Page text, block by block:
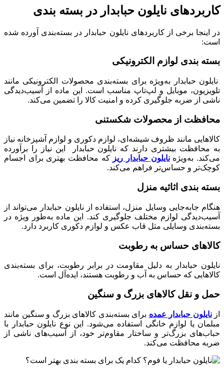
کاربردهای نایلون حبابدار در بسته بندی
در اینجا برخی از کاربردهای نایلون حبابدار در بسته‌بندی آورده شده
است:
بسته‌ بندی لوازم الکترونیکی
نایلون حبابدار به‌ویژه برای بسته‌بندی محصولات الکترونیکی مانند
تلویزیون، موبایل و لپ‌تاپ مناسب است. این ماده از آسیب‌دیدگی
ناشی از ضربه جلوگیری کرده و امنیت کالا را تضمین می‌کند.
محافظت از محصولات شکستنی
کالاهایی مانند ظروف شیشه‌ای، لوازم دکوری و لوازم آشپزخانه نیاز
به محافظت بیشتری دارند که نایلون حبابدار این نیاز را برآورده
می‌کند. به‌ویژهنایلون حبابدار ریز که محافظت بهتری برای اجسام
کوچک‌تر و حساس‌تر فراهم می‌کند.
بسته‌ بندی اثاثیه منزل
هنگام جابه‌جایی وسایل منزل، استفاده از نایلون حبابدار می‌تواند از
آسیب‌دیدگی لوازم مختلف جلوگیری کند. این ماده به‌طور ویژه در
بسته‌بندی وسایلی مثل قاب عکس و لوازم دکوری کاربرد دارد.
کالاهای حساس به رطوبت
نایلون حبابدار به دلیل مقاومت در برابر رطوبت، برای بسته‌بندی
کالاهایی که حساس به آب و رطوبت هستند، ایده‌آل است.
حمل ‌و نقل کالاهای بزرگ و سنگین
ازنایلون حبابدار عمده برای بسته‌بندی کالاهای بزرگ و سنگین مانند
مبلمان یا لوازم خانگی استفاده می‌شود. این نوع نایلون حبابدار با
حباب‌های بزرگ‌تر و ساختار مقاوم‌تر خود، از آسیب‌های ناشی از
ضربه محافظت می‌کند.